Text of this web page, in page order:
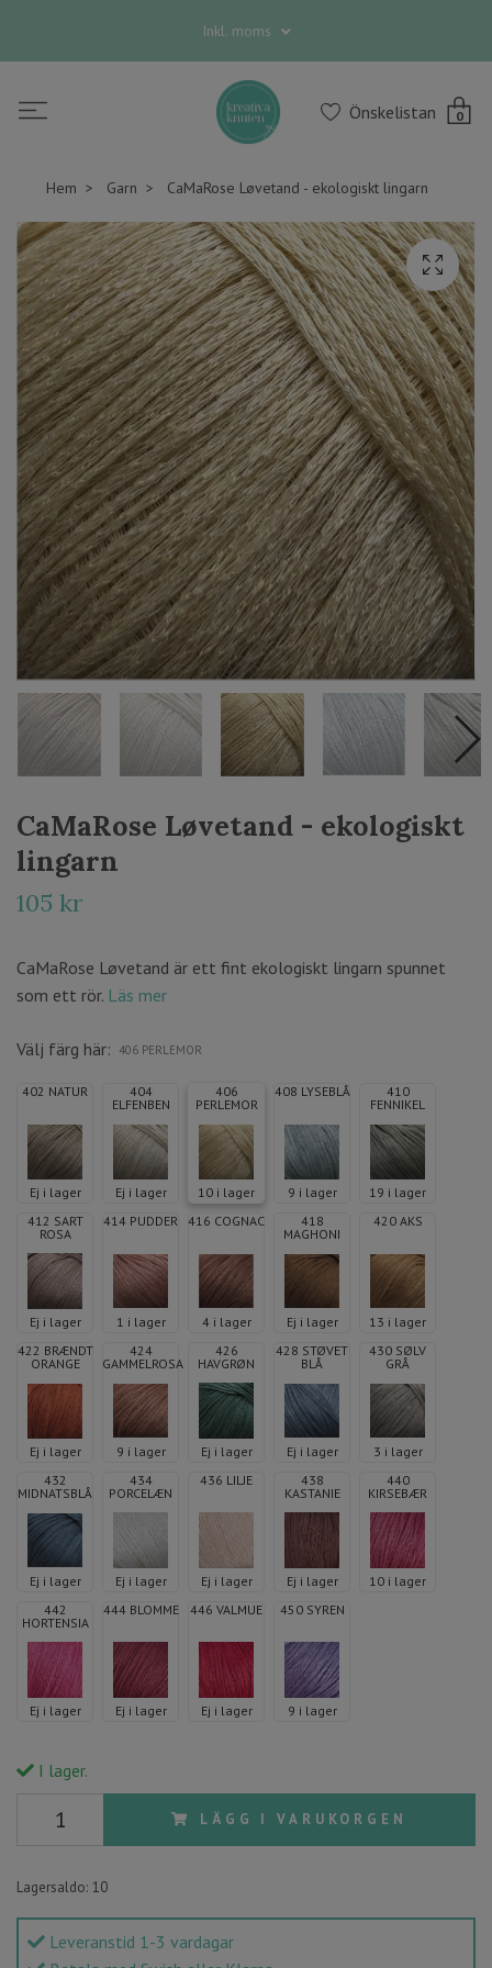
Inkl. moms
Önskelistan 0
Hem Garn CaMaRose Løvetand - ekologiskt lingarn
CaMaRose Løvetand - ekologiskt
lingarn
105 kr
CaMaRose Løvetand är ett fint ekologiskt lingarn spunnet
som ett rör. Läs mer
Välj färg här: 406 PERLEMOR
402 NATUR
Ej i lager
404
ELFENBEN
Ej i lager
406
PERLEMOR
10 i lager
408 LYSEBLÅ
9 i lager
410
FENNIKEL
19 i lager
412 SART
ROSA
Ej i lager
414 PUDDER
1 i lager
416 COGNAC
4 i lager
418
MAGHONI
Ej i lager
420 AKS
13 i lager
422 BRÆNDT
ORANGE
Ej i lager
424
GAMMELROSA
9 i lager
426
HAVGRØN
Ej i lager
428 STØVET
BLÅ
Ej i lager
430 SØLV
GRÅ
3 i lager
432
MIDNATSBLÅ
Ej i lager
434
PORCELÆN
Ej i lager
436 LILJE
Ej i lager
438
KASTANIE
Ej i lager
440
KIRSEBÆR
10 i lager
442
HORTENSIA
Ej i lager
444 BLOMME
Ej i lager
446 VALMUE
Ej i lager
450 SYREN
9 i lager
I lager.
LÄGG I VARUKORGEN
Lagersaldo: 10
Leveranstid 1-3 vardagar